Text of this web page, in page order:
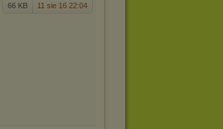
66 KB 11 sie 16 22:04